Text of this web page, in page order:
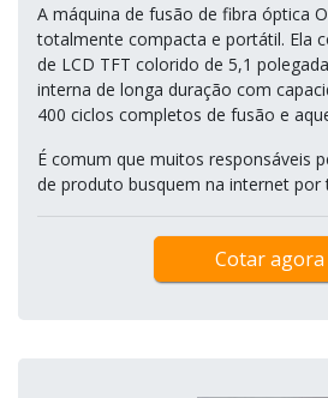
A máquina de fusão de fibra óptica
totalmente compacta e portátil. Ela
de LCD TFT colorido de 5,1
interna de longa duração com
400 ciclos completos de fusão e
É comum que muitos responsáveis
de produto busquem na internet por
Cotar agora